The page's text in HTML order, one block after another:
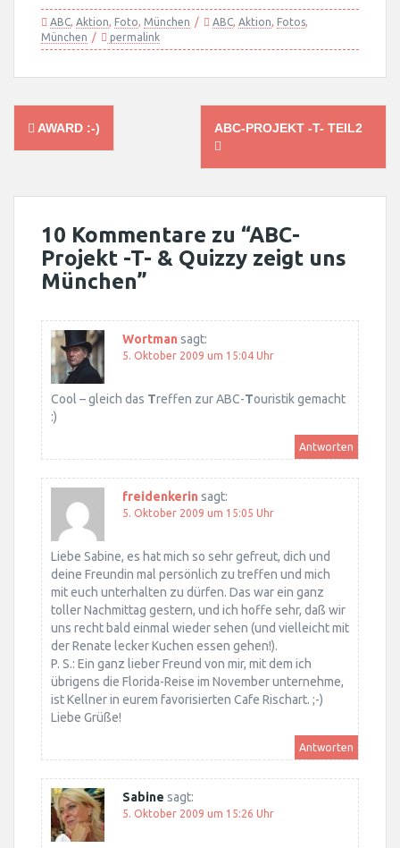
ABC, Aktion, Foto, München ABC, Aktion, Fotos,
München
permalink
Post
navigation
AWARD :-) ABC-PROJEKT -T- TEIL2
10 Kommentare zu “ABC-
Projekt -T- & Quizzy zeigt uns
München”
Wortman sagt:
5. Oktober 2009 um 15:04 Uhr
Cool – gleich das Treffen zur ABC-Touristik gemacht
:)
Antworten
freidenkerin sagt:
5. Oktober 2009 um 15:05 Uhr
Liebe Sabine, es hat mich so sehr gefreut, dich und
deine Freundin mal persönlich zu treffen und mich
mit euch unterhalten zu dürfen. Das war ein ganz
toller Nachmittag gestern, und ich hoffe sehr, daß wir
uns recht bald einmal wieder sehen (und vielleicht mit
der Renate lecker Kuchen essen gehen!).
P. S.: Ein ganz lieber Freund von mir, mit dem ich
übrigens die Florida-Reise im November unternehme,
ist Kellner in eurem favorisierten Cafe Rischart. ;-)
Liebe Grüße!
Antworten
Sabine sagt:
5. Oktober 2009 um 15:26 Uhr